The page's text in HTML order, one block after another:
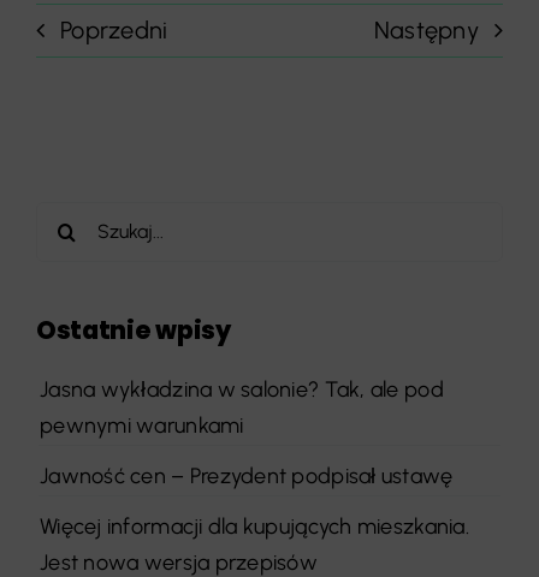
Poprzedni Następny
Szukaj
Ostatnie wpisy
Jasna wykładzina w salonie? Tak, ale pod
pewnymi warunkami
Jawność cen – Prezydent podpisał ustawę
Więcej informacji dla kupujących mieszkania.
Jest nowa wersja przepisów